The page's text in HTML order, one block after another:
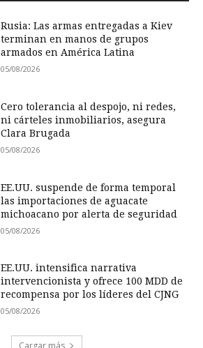
Rusia: Las armas entregadas a Kiev
terminan en manos de grupos
armados en América Latina
05/08/2026
Cero tolerancia al despojo, ni redes,
ni cárteles inmobiliarios, asegura
Clara Brugada
05/08/2026
EE.UU. suspende de forma temporal
las importaciones de aguacate
michoacano por alerta de seguridad
05/08/2026
EE.UU. intensifica narrativa
intervencionista y ofrece 100 MDD de
recompensa por los líderes del CJNG
05/08/2026